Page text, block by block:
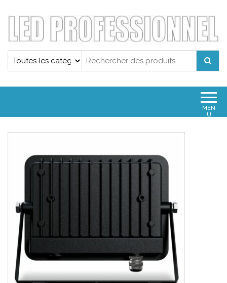
Projecteur led professionnel
Projecteur led professionnel
MEN
U